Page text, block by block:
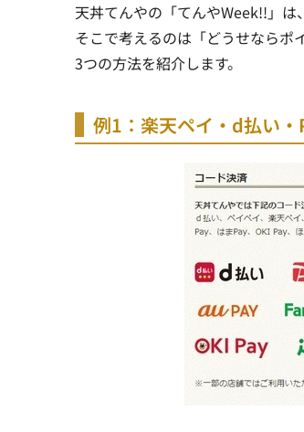
天丼てんやの「てんやWeek!!」
そこで考えるのは「どうせならポ
3つの方法を紹介します。
例1：楽天ペイ・d払い